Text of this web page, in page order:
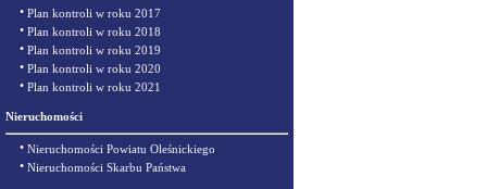
• Plan kontroli w roku 2017
• Plan kontroli w roku 2018
• Plan kontroli w roku 2019
• Plan kontroli w roku 2020
• Plan kontroli w roku 2021
Nieruchomości
• Nieruchomości Powiatu Oleśnickiego
• Nieruchomości Skarbu Państwa